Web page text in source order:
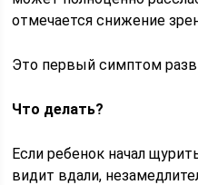
отмечается снижение
Это первый симптом
Что делать?
Если ребенок начал
видит вдали,